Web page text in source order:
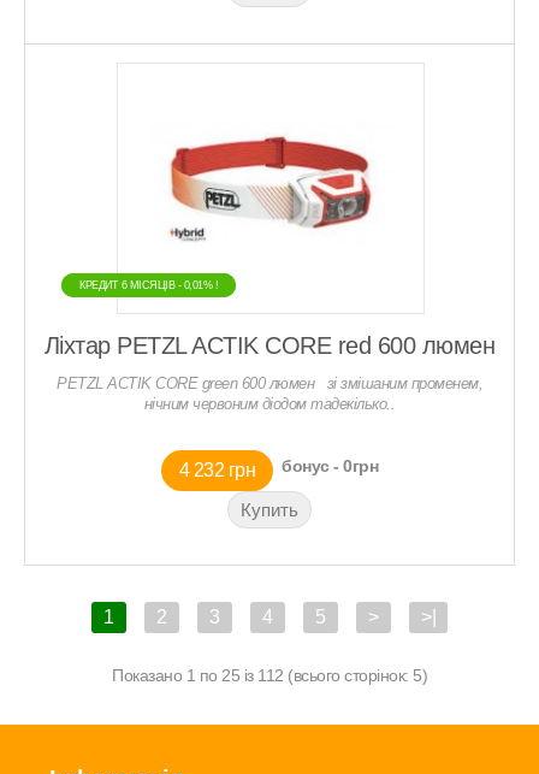
КРЕДИТ 6 МIСЯЦIВ - 0,01% !
КРЕДИТ 6 МIСЯЦIВ - 0,01% !
Ліхтар PETZL ACTIK CORE red 600 люмен
PETZL ACTIK CORE green 600 люмен зі змішаним променем,
нічним червоним діодом тадекілько..
4 232 грн бонус - 0грн
1 2 3 4 5 > >|
Показано 1 по 25 із 112 (всього сторінок: 5)